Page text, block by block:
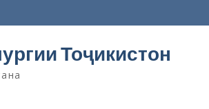
Тоҷикистон